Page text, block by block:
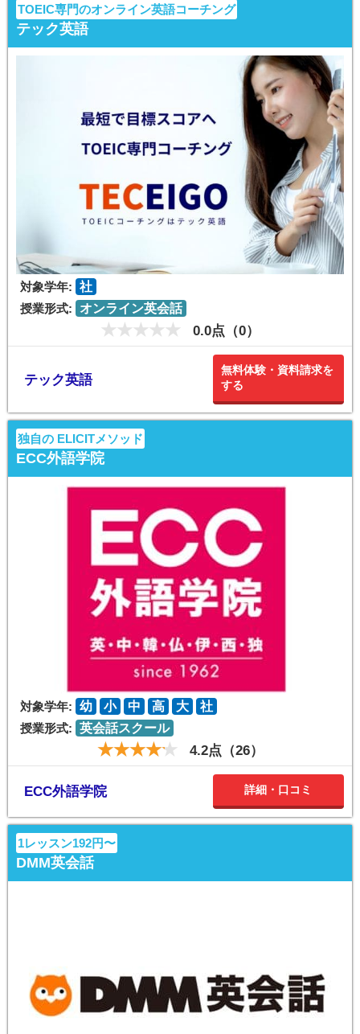
TOEIC専門のオンライン英語コーチング
テック英語
対象学年: 社
授業形式:
オンライン英会話
0.0点（0）
テック英語
無料体験・資料請求を
する
独自の ELICITメソッド
ECC外語学院
対象学年: 幼 小 中 高 大
社
授業形式: 英会話スクール
4.2点（26）
ECC外語学院 詳細・口コミ
1レッスン192円〜
DMM英会話